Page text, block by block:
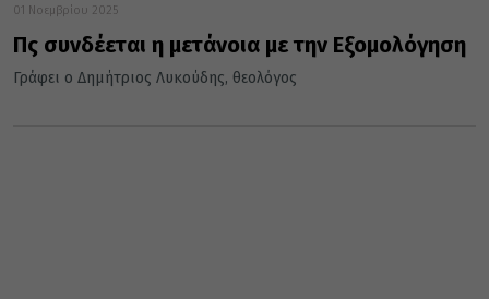
01 Νοεμβρίου 2025
Πὠς συνδέεται η μετάνοια με την Εξομολόγηση
Γράφει ο Δημήτριος Λυκούδης, θεολόγος